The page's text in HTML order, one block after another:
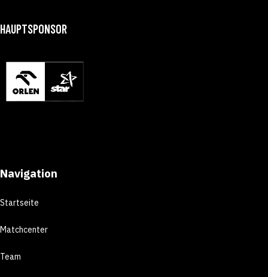
HAUPTSPONSOR
Navigation
Startseite
Matchcenter
Team